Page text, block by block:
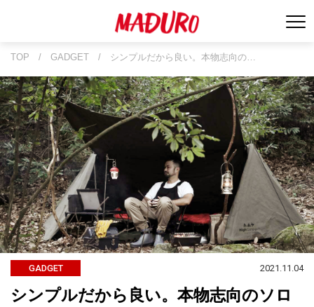
TOP / GADGET / シンプルだから良い。本物志向の…
GADGET 2021.11.04
シンプルだから良い。本物志向のソロ